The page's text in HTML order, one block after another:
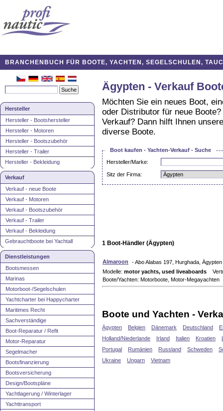
BRANCHENBUCH FÜR BOOTE, YACHTEN, SEGELSCHULEN,
Hersteller
Hersteller - Bootshersteller
Hersteller - Motoren
Hersteller - Bootszubehör
Hersteller - Trailer
Hersteller - Bekleidung
Verkauf
Verkauf - neue Boote
Verkauf - Motoren
Verkauf - Bootszubehör
Verkauf - Trailer
Verkauf - Bekleidung
Gebrauchtboote bei Yachtall
Dienstleistungen
Bootsmessen
Marinas
Motorboot-/Segelschulen
Yachtcharter bei Happycharter
Maritimes Recht
Sachverständige
Boot-Reparatur / Refit
Motor-Reparatur
Segelmacher
Bootsfinanzierung
Bootsversicherung
Design/Bootspläne
Yachtlagerung / Winterlager
Yachttransport
Ägypten - Verkauf
Möchten Sie ein neues Boot,
oder Distributor für neue
Verkauf? Dann hilft Ihnen
diverse Boote.
Boot kaufen - Yachten-Verkauf - Suche
Hersteller/Marke:
Sitz der Firma:
1 Boot-Händler (Ägypten)
Almaroon
- Abo Alabas 197, Hurghada, Ägypten
Modelle: motor yachts, used liveaboards
Boote/Yachten: Motorboote, Motor-Megayachten
Boote und Yachten -
Ägypten Belgien Dänemark Deutschland
Holland/Niederlande
Irland Italien Kroatien
Portugal
Rumänien Russland Schweden
Ukraine
Ungarn Vietnam